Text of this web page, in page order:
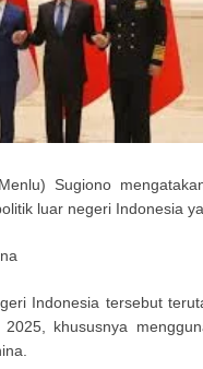
Sugiono
luar negeri Indonesia
Indonesia tersebut
khususnya